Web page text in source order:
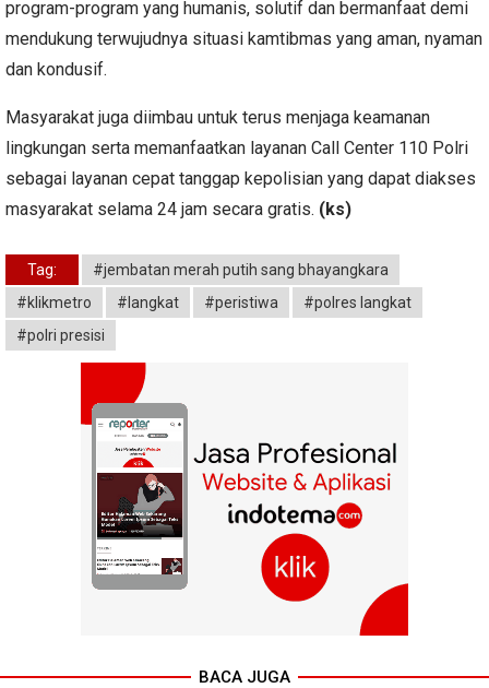
program-program yang humanis, solutif dan bermanfaat demi
mendukung terwujudnya situasi kamtibmas yang aman, nyaman
dan kondusif.
Masyarakat juga diimbau untuk terus menjaga keamanan
lingkungan serta memanfaatkan layanan Call Center 110 Polri
sebagai layanan cepat tanggap kepolisian yang dapat diakses
masyarakat selama 24 jam secara gratis. (ks)
Tag:
#jembatan merah putih sang bhayangkara
#klikmetro
#langkat #peristiwa
#polres langkat
#polri presisi
BACA JUGA